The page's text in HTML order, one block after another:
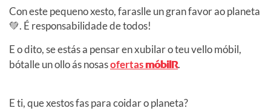
Con este pequeno xesto, faraslle un gran favor ao planeta
💚. É responsabilidade de todos!
E o dito, se estás a pensar en xubilar o teu vello móbil,
bótalle un ollo ás nosasofertasmóbilR.
E ti, que xestos fas para coidar o planeta?